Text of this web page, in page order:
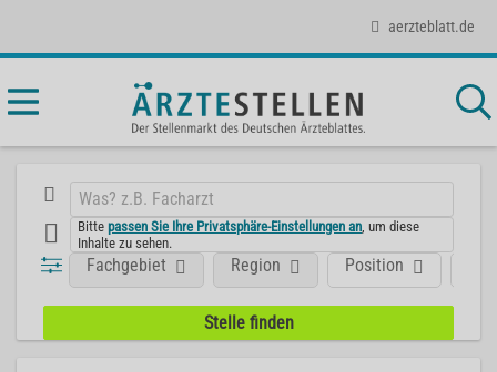
aerzteblatt.de
Bittepassen Sie Ihre Privatsphäre-Einstellungen an , um diese
Inhalte zu sehen.
Position
Fachgebiet Region